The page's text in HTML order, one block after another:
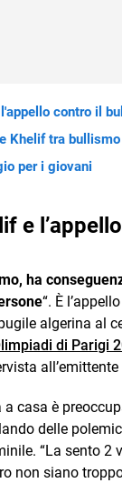
contro il
Khelif tra
per i giovani
e
ha
“. È
algerina al
di Parigi
all’emittente
casa è
delle
“La sento 2
non siano